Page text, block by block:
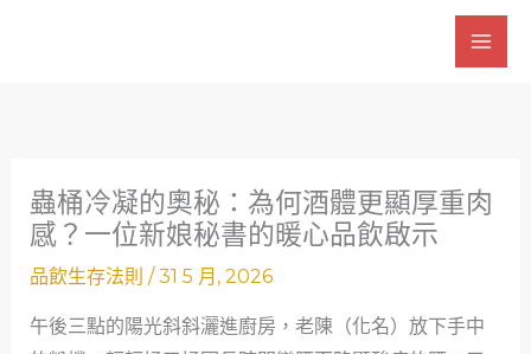
蟲桶冷凝的奧秘：為何酒體更顯厚重肉
感？一位新娘秘書的暖心品飲啟示
品飲生存法則 /31 5 月, 2026
午後三點的陽光斜斜灑進廚房，老陳（化名）放下手中